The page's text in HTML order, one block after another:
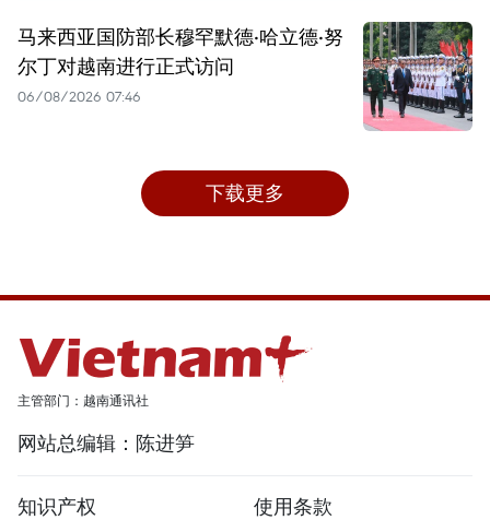
马来西亚国防部长穆罕默德·哈立德·努
尔丁对越南进行正式访问
06/08/2026 07:46
下载更多
主管部门：越南通讯社
网站总编辑：陈进笋
知识产权
使用条款